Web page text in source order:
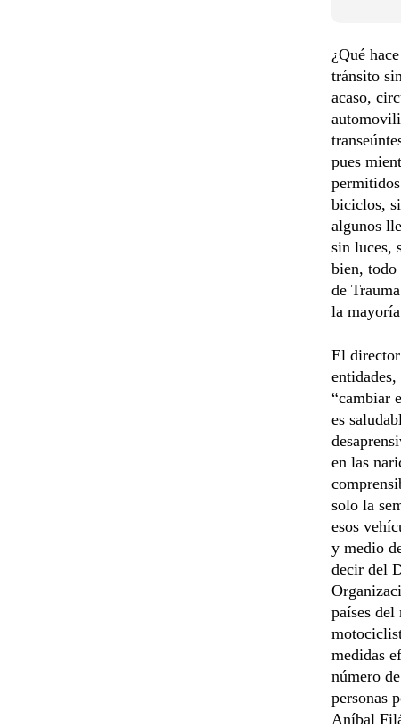
¿Qué
tránsito
acaso,
pues
biciclos,
algunos
sin luces,
bien, todo
de
la
El
“cambiar
es
en las
solo la
esos
y medio
decir del
países del
medidas
número
personas
Aníbal